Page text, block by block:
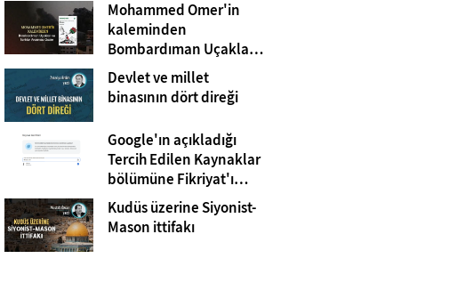
Mohammed Omer'in
kaleminden
Bombardıman Uçakları
ve Tanklar Arasında
Gazze
Devlet ve millet
binasının dört direği
Google'ın açıkladığı
Tercih Edilen Kaynaklar
bölümüne Fikriyat'ı
eklemeyi unutmayın!
Kudüs üzerine Siyonist-
Mason ittifakı